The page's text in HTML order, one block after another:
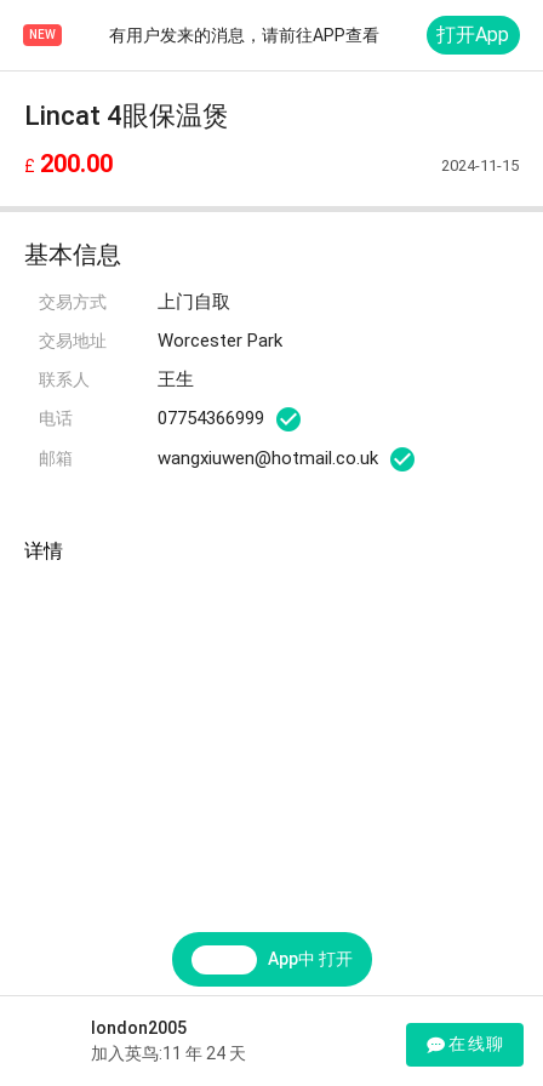
NEW 有用户发来的消息，请前往APP查看 打开App
Lincat 4眼保温煲
£ 200.00 2024-11-15
基本信息
交易方式 上门自取
交易地址 Worcester Park
联系人 王生
电话 07754366999
邮箱 wangxiuwen@hotmail.co.uk
详情
App中 打开
london2005
加入英鸟:11 年 24 天
在线聊